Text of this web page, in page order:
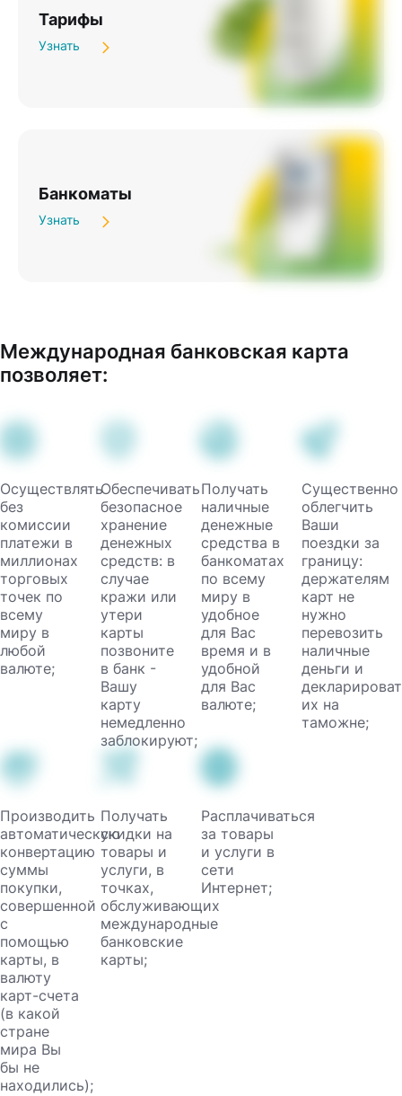
Тарифы
Узнать
Банкоматы
Узнать
Международная банковская карта
позволяет:
Осуществлять
без
комиссии
платежи в
миллионах
торговых
точек по
всему
миру в
любой
валюте;
Обеспечивать
безопасное
хранение
денежных
средств: в
случае
кражи или
утери
карты
позвоните
в банк -
Вашу
карту
немедленно
заблокируют;
Получать
наличные
денежные
средства в
банкоматах
по всему
миру в
удобное
для Вас
время и в
удобной
для Вас
валюте;
Существенно
облегчить
Ваши
поездки за
границу:
держателям
карт не
нужно
перевозить
наличные
деньги и
их на
таможне;
Производить
автоматическую
конвертацию
суммы
покупки,
совершенной
с
помощью
карты, в
валюту
карт-счета
(в какой
стране
мира Вы
бы не
находились);
Получать
скидки на
товары и
услуги, в
точках,
обслуживающих
международные
банковские
карты;
Расплачиваться
за товары
и услуги в
сети
Интернет;